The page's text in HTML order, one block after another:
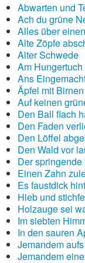
Abwarten und
Ach du grüne
Alles über
Alte Zöpfe
Alter Schwede
Am
Ans
Äpfel mit
Auf keinen
Den Ball flach
Den Faden
Den Löffel
Den Wald vor
Der springende
Einen Zahn
Es faustdick
Hieb und
Holzauge sei
Im siebten
In den sauren
Jemandem
Jemandem